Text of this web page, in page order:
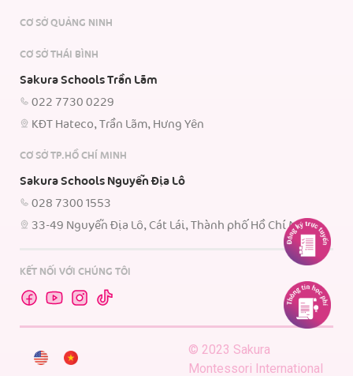
CƠ SỞ QUẢNG NINH
CƠ SỞ THÁI BÌNH
Sakura Schools Trần Lãm
022 7730 0229
KĐT Hateco, Trần Lãm, Hưng Yên
CƠ SỞ TP.HỒ CHÍ MINH
Sakura Schools Nguyễn Địa Lô
028 7300 1553
33-49 Nguyễn Địa Lô, Cát Lái, Thành phố Hồ Chí Minh.
KẾT NỐI VỚI CHÚNG TÔI
© 2023 Sakura
Montessori International